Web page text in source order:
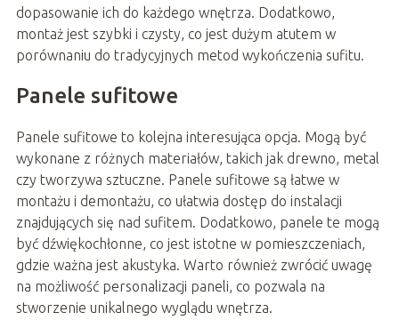
dopasowanie ich do każdego wnętrza. Dodatkowo,
montaż jest szybki i czysty, co jest dużym atutem w
porównaniu do tradycyjnych metod wykończenia sufitu.
Panele sufitowe
Panele sufitowe to kolejna interesująca opcja. Mogą być
wykonane z różnych materiałów, takich jak drewno, metal
czy tworzywa sztuczne. Panele sufitowe są łatwe w
montażu i demontażu, co ułatwia dostęp do instalacji
znajdujących się nad sufitem. Dodatkowo, panele te mogą
być dźwiękochłonne, co jest istotne w pomieszczeniach,
gdzie ważna jest akustyka. Warto również zwrócić uwagę
na możliwość personalizacji paneli, co pozwala na
stworzenie unikalnego wyglądu wnętrza.